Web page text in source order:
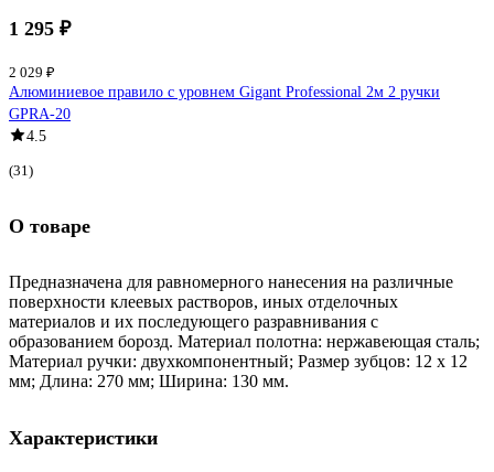
1 295 ₽
2 029 ₽
Алюминиевое правило с уровнем Gigant Professional 2м 2 ручки
GPRA-20
4.5
(31)
О товаре
Предназначена для равномерного нанесения на различные
поверхности клеевых растворов, иных отделочных
материалов и их последующего разравнивания с
образованием борозд. Материал полотна: нержавеющая сталь;
Материал ручки: двухкомпонентный; Размер зубцов: 12 x 12
мм; Длина: 270 мм; Ширина: 130 мм.
Характеристики